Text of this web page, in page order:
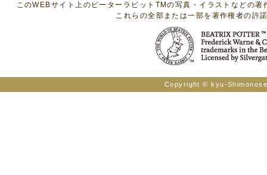
このWEBサイト上のピーターラビットTMの写真・イラストなどの
これらの全部または一部を著作権者の許
Copyright © kyu-